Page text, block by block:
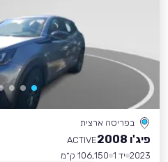
בפריסה ארצית
פיג'ו 2008
ACTIVE
2023 יד 1
106,150 ק״מ